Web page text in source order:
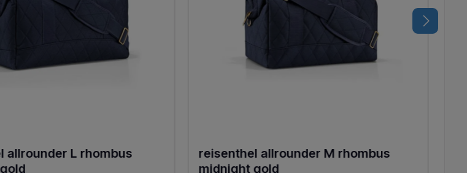
allrounder L rhombus
reisenthel allrounder M rhombus
midnight gold